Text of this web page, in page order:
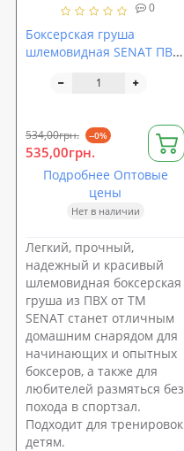
0
Боксерская груша
шлемовидная SENAT ПВХ,
534,00грн. --0%
535,00грн.
Подробнее Оптовые
цены
Нет в наличии
Легкий, прочный,
надежный и красивый
шлемовидная боксерская
груша из ПВХ от ТМ
SENAT станет отличным
домашним снарядом для
начинающих и опытных
боксеров, а также для
любителей размяться без
похода в спортзал.
Подходит для тренировок
детям.